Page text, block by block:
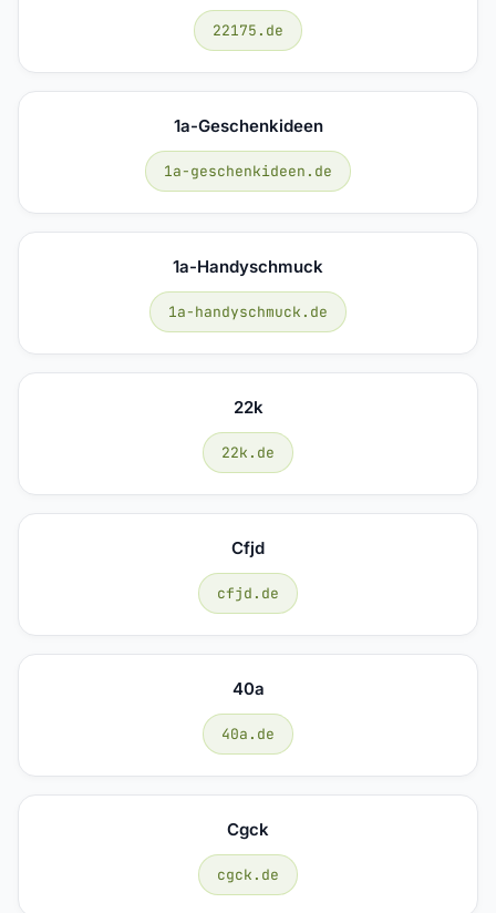
22175.de
1a-Geschenkideen
1a-geschenkideen.de
1a-Handyschmuck
1a-handyschmuck.de
22k
22k.de
Cfjd
cfjd.de
40a
40a.de
Cgck
cgck.de